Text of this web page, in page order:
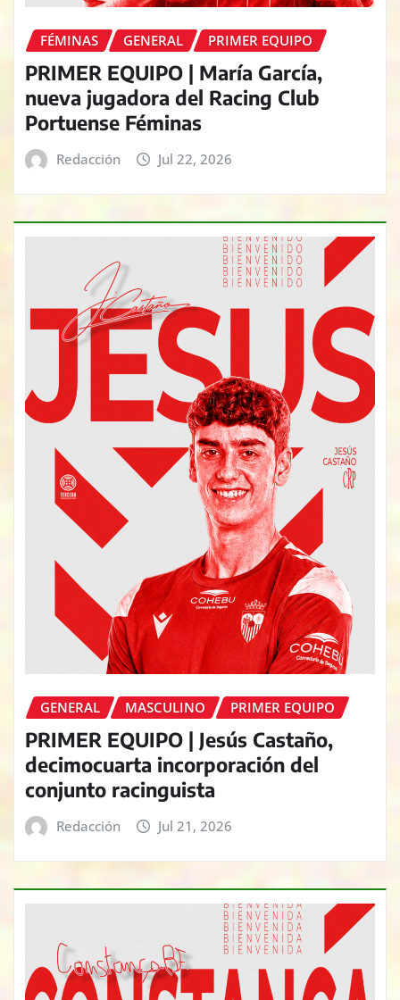
FÉMINAS GENERAL PRIMER EQUIPO
PRIMER EQUIPO | María García,
nueva jugadora del Racing Club
Portuense Féminas
Redacción Jul 22, 2026
GENERAL MASCULINO PRIMER EQUIPO
PRIMER EQUIPO | Jesús Castaño,
decimocuarta incorporación del
conjunto racinguista
Redacción Jul 21, 2026